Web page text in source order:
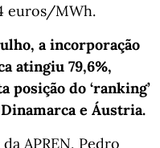
euros/MWh.
a incorporação
atingiu 79,6%,
posição do ‘ranking’
e Áustria.
APREN, Pedro